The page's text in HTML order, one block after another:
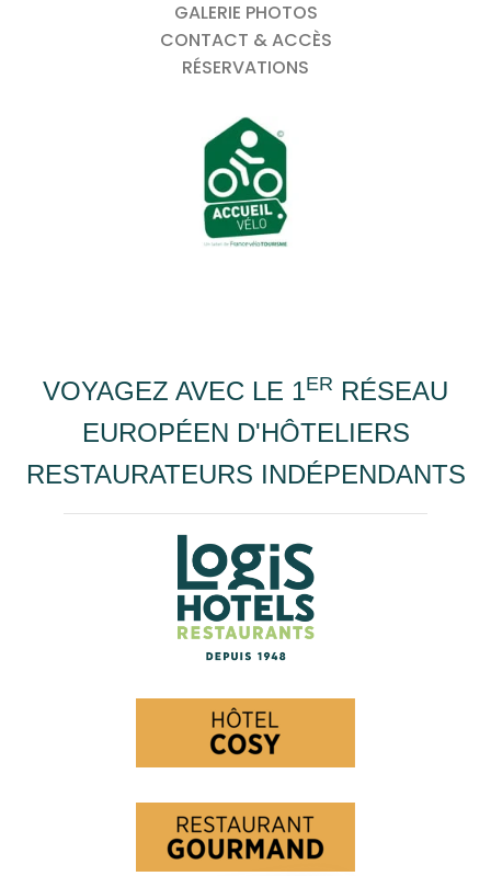
GALERIE PHOTOS
CONTACT & ACCÈS
RÉSERVATIONS
VOYAGEZ AVEC LE 1ER RÉSEAU
EUROPÉEN D'HÔTELIERS
RESTAURATEURS INDÉPENDANTS